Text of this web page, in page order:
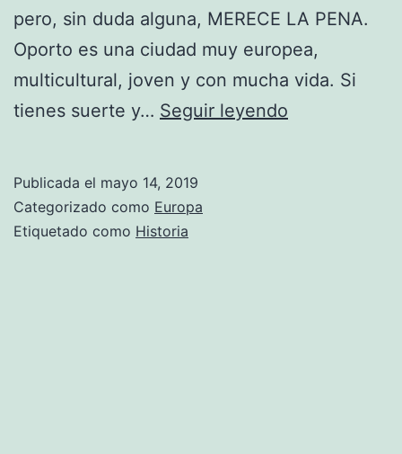
pero, sin duda alguna, MERECE LA PENA.
Oporto es una ciudad muy europea,
multicultural, joven y con mucha vida. Si
tienes suerte y… Seguir leyendo
Publicada el mayo 14, 2019
Categorizado como Europa
Etiquetado como Historia